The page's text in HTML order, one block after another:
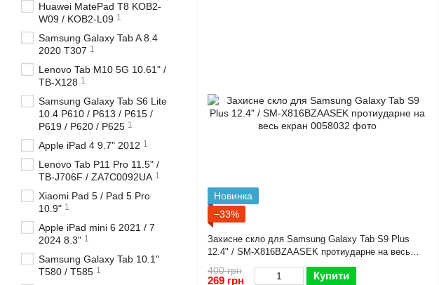
Новинка
−33%
Захисне скло для Samsung Galaxy Tab S9 Plus
12.4" / SM-X816BZAASEK протиударне на весь
екран
400 грн
269 грн Купити
Huawei MatePad T8 KOB2-
W09 / KOB2-L09 1
Samsung Galaxy Tab A 8.4
2020 T307 1
Lenovo Tab M10 5G 10.61" /
TB-X128 1
Samsung Galaxy Tab S6 Lite
10.4 P610 / P613 / P615 /
P619 / P620 / P625 1
Apple iPad 4 9.7" 2012 1
Lenovo Tab P11 Pro 11.5" /
TB-J706F / ZA7C0092UA 1
Xiaomi Pad 5 / Pad 5 Pro
10.9" 1
Apple iPad mini 6 2021 / 7
2024 8.3" 1
Samsung Galaxy Tab 10.1"
T580 / T585 1